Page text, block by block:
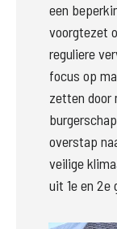
een
voorgtezet
reguliere
focus op
zetten door
overstap
veilige
uit 1e en 2e